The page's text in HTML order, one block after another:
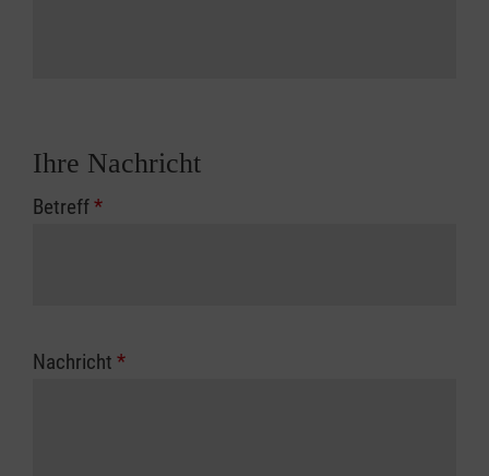
Ihre Nachricht
Betreff*
Nachricht *